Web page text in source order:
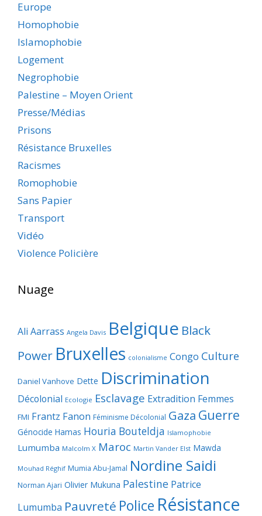
Europe
Homophobie
Islamophobie
Logement
Negrophobie
Palestine – Moyen Orient
Presse/Médias
Prisons
Résistance Bruxelles
Racismes
Romophobie
Sans Papier
Transport
Vidéo
Violence Policière
Nuage
Ali Aarrass Angela Davis Belgique Black
Power Bruxelles colonialisme Congo Culture
Daniel Vanhove Dette Discrimination
Décolonial Ecologie Esclavage Extradition Femmes
FMI Frantz Fanon Féminisme Décolonial Gaza Guerre
Génocide Hamas Houria Bouteldja Islamophobie
Lumumba Malcolm X Maroc Martin Vander Elst Mawda
Mouhad Réghif Mumia Abu-Jamal Nordine Saidi
Norman Ajari Olivier Mukuna Palestine Patrice
Lumumba Pauvreté Police Résistance